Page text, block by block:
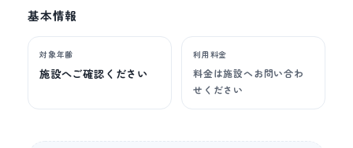
基本情報
対象年齢
施設へご確認ください
利用料金
料金は施設へお問い合わ
せください